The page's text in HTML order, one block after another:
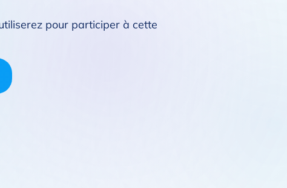
pour participer à cette